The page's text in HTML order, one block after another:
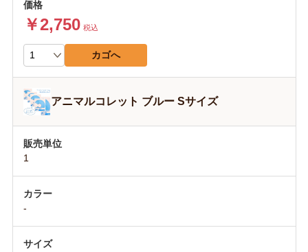
￥2,750 税込
カゴへ
アニマルコレット ブルー Sサイズ
1
-